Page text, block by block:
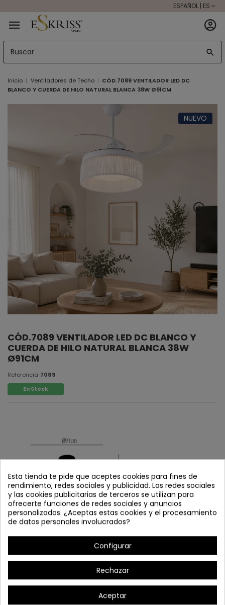
ESPAÑOL | ES
Inicio Ventiladores de Techo
CÓD.7089 VENTILADOR LED DC
BLANCO Y CUERDA DE HILO NATURAL BLANCA 38W Ø91CM
NUEVO
CÓD.7089 VENTILADOR LED DC BLANCO Y
CUERDA DE HILO NATURAL BLANCA 38W
Ø91CM
Referencia 7089
En Stock
Esta tienda te pide que aceptes cookies para fines de
rendimiento, redes sociales y publicidad. Las redes sociales
y las cookies publicitarias de terceros se utilizan para
ofrecerte funciones de redes sociales y anuncios
personalizados. ¿Aceptas estas cookies y el procesamiento
de datos personales involucrados?
Configurar
Rechazar
Aceptar